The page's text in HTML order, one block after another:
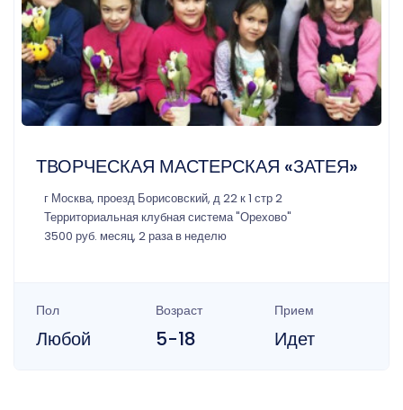
ТВОРЧЕСКАЯ МАСТЕРСКАЯ «ЗАТЕЯ»
г Москва, проезд Борисовский, д 22 к 1 стр 2
Территориальная клубная система "Орехово"
3500 руб. месяц, 2 раза в неделю
Пол
Любой
Возраст
5-18
Прием
Идет